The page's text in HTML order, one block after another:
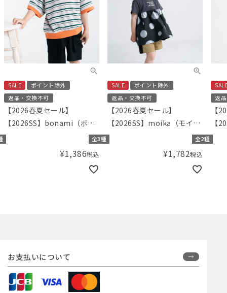
SALE
ポイント除外
返品・交換不可
【2026春夏セール】
【2026SS】bonami（ボナ
ミ） マルチボーダートップ全3種
¥1,386税込
SALE
ポイント除外
返品・交換不可
【2026春夏セール】
【2026SS】moika（モイ
カ）箔ドットプリントチュ全2種
¥1,782税込
返
【
【
お支払いについて